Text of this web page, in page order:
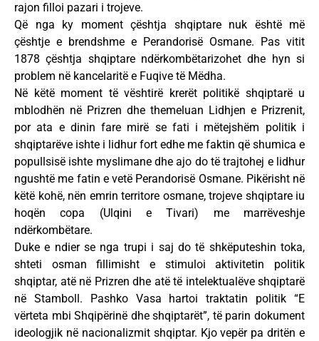
rajon filloi pazari i trojeve.
Që nga ky moment çështja shqiptare nuk është më
çështje e brendshme e Perandorisë Osmane. Pas vitit
1878 çështja shqiptare ndërkombëtarizohet dhe hyn si
problem në kancelaritë e Fuqive të Mëdha.
Në këtë moment të vështirë krerët politikë shqiptarë u
mblodhën në Prizren dhe themeluan Lidhjen e Prizrenit,
por ata e dinin fare mirë se fati i mëtejshëm politik i
shqiptarëve ishte i lidhur fort edhe me faktin që shumica e
popullsisë ishte myslimane dhe ajo do të trajtohej e lidhur
ngushtë me fatin e vetë Perandorisë Osmane. Pikërisht në
këtë kohë, nën emrin territore osmane, trojeve shqiptare iu
hoqën copa (Ulqini e Tivari) me marrëveshje
ndërkombëtare.
Duke e ndier se nga trupi i saj do të shkëputeshin toka,
shteti osman fillimisht e stimuloi aktivitetin politik
shqiptar, atë në Prizren dhe atë të intelektualëve shqiptarë
në Stamboll. Pashko Vasa hartoi traktatin politik “E
vërteta mbi Shqipërinë dhe shqiptarët”, të parin dokument
ideologjik në nacionalizmit shqiptar. Kjo vepër pa dritën e